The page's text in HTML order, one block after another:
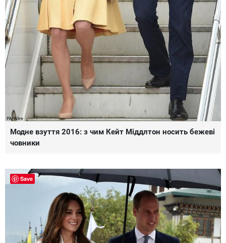
Модне взуття 2016: з чим Кейт Міддлтон носить бежеві
човники
Save